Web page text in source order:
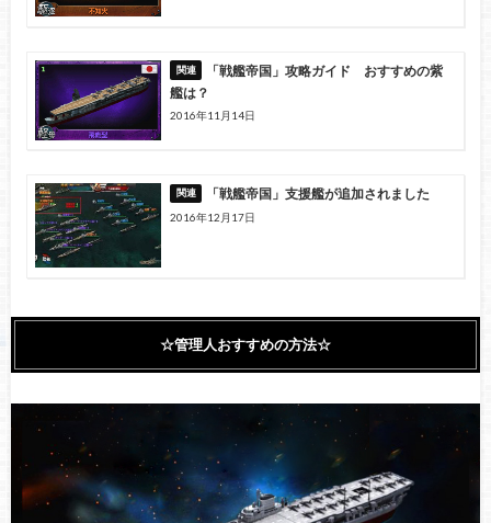
「戦艦帝国」攻略ガイド おすすめの紫
艦は？
2016年11月14日
「戦艦帝国」支援艦が追加されました
2016年12月17日
☆管理人おすすめの方法☆